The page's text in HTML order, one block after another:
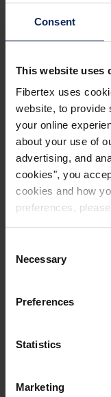
Consent
This website uses
Fibertex uses
website, to provide
your online
about your use of
advertising, and
cookies", you
cookies and how
preferences,
Selection
Necessary
Preferences
Statistics
Marketing
Vídeo grabado
químicos.
VÍDEO DE